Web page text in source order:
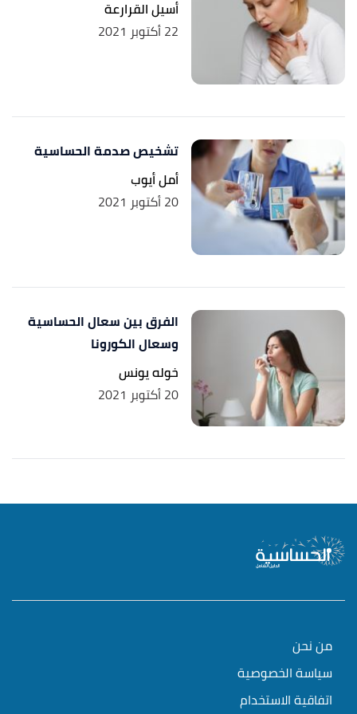
أسيل القرارعة
22 أكتوبر 2021
تشخيص صدمة الحساسية
أمل أيوب
20 أكتوبر 2021
الفرق بين سعال الحساسية
وسعال الكورونا
خوله يونس
20 أكتوبر 2021
من نحن
سياسة الخصوصية
اتفاقية الاستخدام